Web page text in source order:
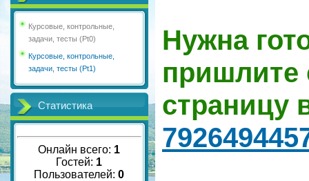
Курсовые, контрольные,
задачи, тесты (Pt0)
Курсовые, контрольные,
задачи, тесты (Pt1)
Статистика
Онлайн всего: 1
Гостей: 1
Пользователей:0
Нужна
пришлите
страницу